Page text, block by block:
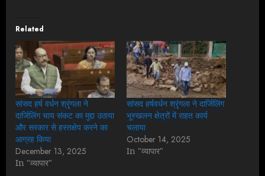
Related
सांसद हर्ष वर्धन श्रृंगला ने
दार्जिलिंग चाय संकट का मुद्दा उठाया
और सरकार से हस्तक्षेप करने का
आग्रह किया
December 13, 2025
In "व्यापार"
सांसद हर्षवर्धन श्रृंगला ने दार्जिलिंग
भूस्खलन क्षेत्रों में राहत कार्य
चलाया
October 14, 2025
In "व्यापार"